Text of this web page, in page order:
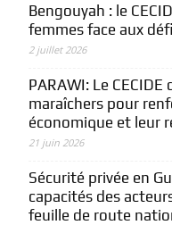
Bengouyah : le
femmes face aux
2 juillet 2026
PARAWI: Le
maraîchers pour
économique et leur
21 juin 2026
Sécurité privée en
capacités des
feuille de route